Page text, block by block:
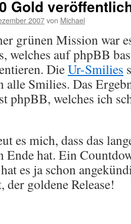
Gold
2007von Michael
grünen Mission war
welches auf phpBB
DieUr-Smilies
alle Smilies. Das
phpBB, welches ich
es mich, dass das
Ende hat. Ein
es ja schon
der goldene Release!